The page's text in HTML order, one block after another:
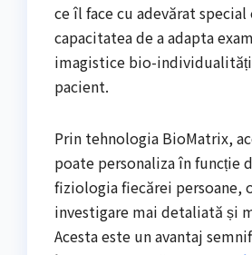
ce îl face cu adevărat special
capacitatea de a adapta
imagistice bio-
pacient.
Prin tehnologia BioMatrix,
poate personaliza în funcție
fiziologia fiecărei persoane,
investigare mai detaliată și
Acesta este un avantaj